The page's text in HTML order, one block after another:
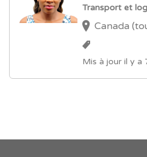
Transport et
Canada
Mis à jour il y a